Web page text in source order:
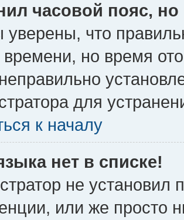
часовой пояс,
что
времени, но время
для
к началу
нет в списке!
не установил
или же просто